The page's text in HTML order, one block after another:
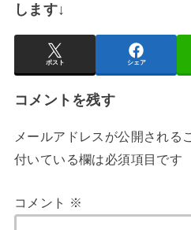
します↓
ポスト シェア
コメントを残す
メールアドレスが公開される
付いている欄は必須項目です
コメント ※